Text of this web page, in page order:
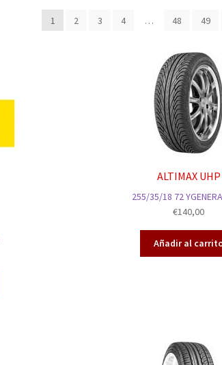
1 2 3 4 … 48 49
ALTIMAX UHP
255/35/18 72
€140,00
Añadir al